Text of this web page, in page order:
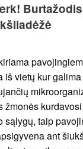
iš vietų kur
žmonės
sąlygų, taip
ant